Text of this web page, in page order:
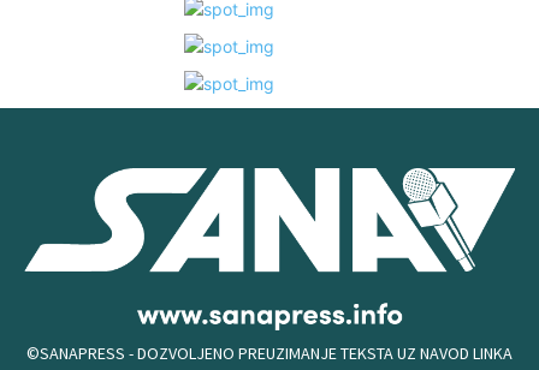
©SANAPRESS - DOZVOLJENO PREUZIMANJE TEKSTA UZ NAVOD LINKA